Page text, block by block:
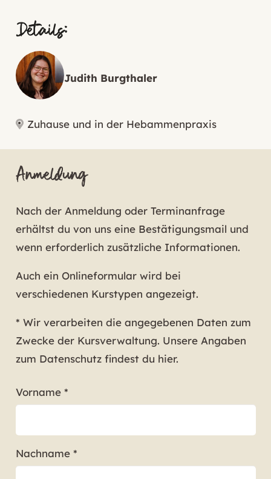
Details:
Judith Burgthaler
Zuhause und in der Hebammenpraxis
Anmeldung
Nach der Anmeldung oder Terminanfrage
erhältst du von uns eine Bestätigungsmail und
wenn erforderlich zusätzliche Informationen.
Auch ein Onlineformular wird bei
verschiedenen Kurstypen angezeigt.
* Wir verarbeiten die angegebenen Daten zum
Zwecke der Kursverwaltung. Unsere Angaben
zum Datenschutz findest du hier.
Vorname *
Nachname *